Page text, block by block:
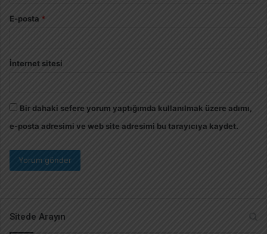
E-posta *
İnternet sitesi
Bir dahaki sefere yorum yaptığımda kullanılmak üzere adımı,
e-posta adresimi ve web site adresimi bu tarayıcıya kaydet.
Sitede Arayın